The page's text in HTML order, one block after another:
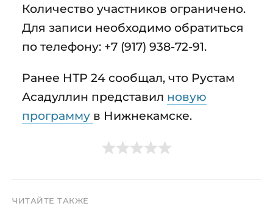
Количество участников ограничено.
Для записи необходимо обратиться
по телефону: +7 (917) 938-72-91.
Ранее НТР 24 сообщал, что Рустам
Асадуллин представил новую
программу в Нижнекамске.
ЧИТАЙТЕ ТАКЖЕ